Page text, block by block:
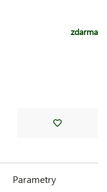
zdarma
Parametry